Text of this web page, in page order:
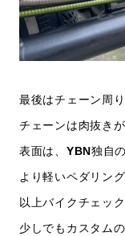
最後はチェーン周り
チェーンは肉抜き
表面は、 YBN独自
より軽いペダリン
以上バイクチェッ
少しでもカスタム